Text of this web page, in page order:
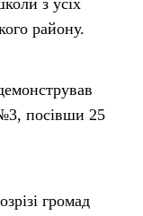
з усіх
району.
посівши 25
громад